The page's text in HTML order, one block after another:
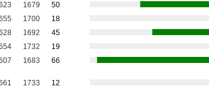
1679
50
1700
18
1692
45
1732
19
1683 66
1733
12